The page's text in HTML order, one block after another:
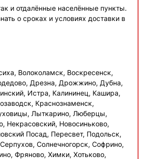
и отдалённые населённые пункты.
о сроках и условиях доставки в
Волоколамск, Воскресенск,
Дрезна, Дрожжино, Дубна,
Истра, Калининец, Кашира,
Краснознаменск,
Лыткарино, Люберцы,
Новосиньково,
Посад, Пересвет, Подольск,
Солнечногорск, Софрино,
Фряново, Химки, Хотьково,